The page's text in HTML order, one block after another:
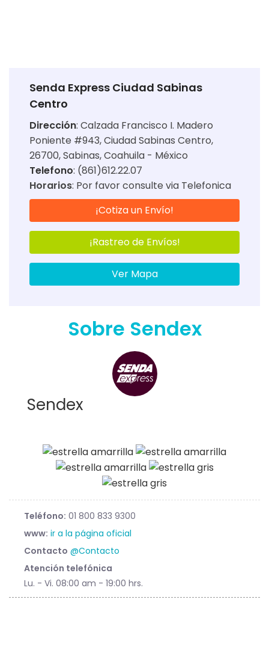
Senda Express Ciudad Sabinas
Centro
Dirección: Calzada Francisco I. Madero
Poniente #943, Ciudad Sabinas Centro,
26700, Sabinas, Coahuila - México
Telefono: (861)612.22.07
Horarios: Por favor consulte via Telefonica
¡Cotiza un Envío!
¡Rastreo de Envíos!
Ver Mapa
Sobre Sendex
Sendex
Teléfono: 01 800 833 9300
www: ir a la página oficial
Contacto @Contacto
Atención telefónica
Lu. - Vi. 08:00 am - 19:00 hrs.